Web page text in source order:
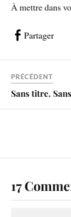
À mettre dans
Partager
PRÉCÉDENT
Sans titre.
17